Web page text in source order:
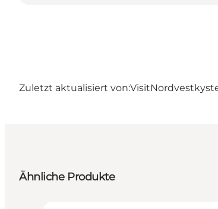
Zuletzt aktualisiert von:
Ähnliche Produkte